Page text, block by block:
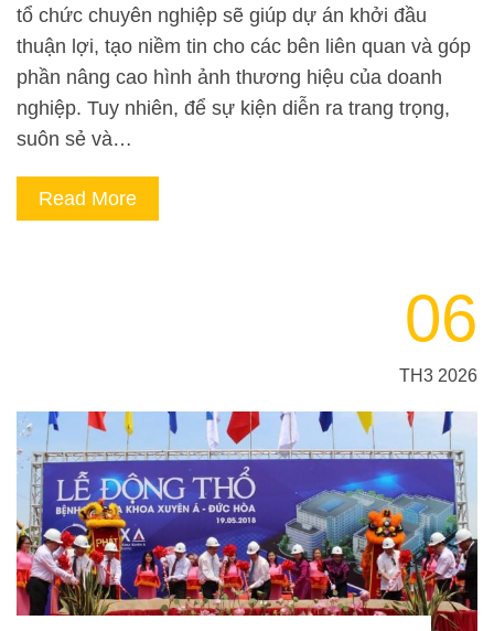
tổ chức chuyên nghiệp sẽ giúp dự án khởi đầu
thuận lợi, tạo niềm tin cho các bên liên quan và góp
phần nâng cao hình ảnh thương hiệu của doanh
nghiệp. Tuy nhiên, để sự kiện diễn ra trang trọng,
suôn sẻ và…
Read More
06
TH3 2026